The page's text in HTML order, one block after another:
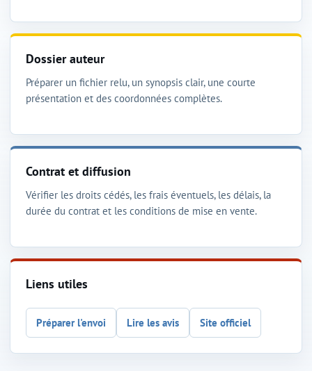
Dossier auteur
Préparer un fichier relu, un synopsis clair, une courte
présentation et des coordonnées complètes.
Contrat et diffusion
Vérifier les droits cédés, les frais éventuels, les délais, la
durée du contrat et les conditions de mise en vente.
Liens utiles
Préparer l'envoi Lire les avis Site officiel